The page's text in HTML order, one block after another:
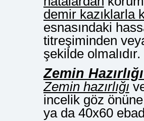
demir kazıklarla
esnasındaki
titreşiminden
şekilde olmalıdır.
Zemin
Zemin hazırlığı
incelik göz önüne
ya da 40x60